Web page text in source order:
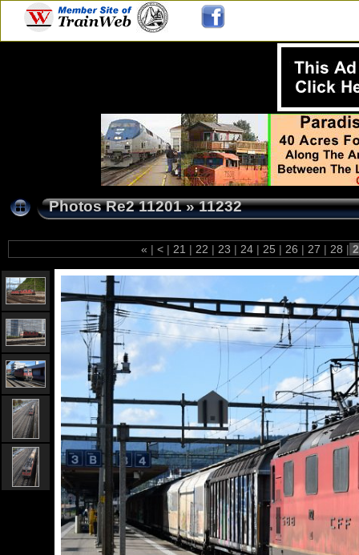
Photos Re2 11201»11232
« | < | 21 | 22 | 23 | 24 | 25 | 26 | 27 | 28 |